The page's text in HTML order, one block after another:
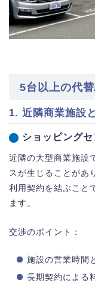
5台以上の代
1. 近隣商業施設
ショッピング
近隣の大型商業施設
スが生じることがあ
利用契約を結ぶこと
ます。
交渉のポイント：
施設の営業時間
長期契約による